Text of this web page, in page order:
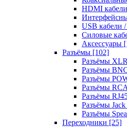
HDMI кабели
USB кабели
Силовые
Аксессуары
Разъёмы [102]
Разъёмы XLR
Разъёмы
Разъёмы
Разъёмы RCA
Разъёмы
Разъёмы Jack
Разъёмы
Переходники [25]